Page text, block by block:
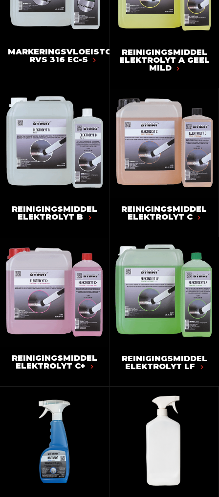
MARKERINGSVLOEISTOF
RVS 316 EC-S
REINIGINGSMIDDEL
ELEKTROLYT A GEEL
MILD
REINIGINGSMIDDEL
ELEKTROLYT B
REINIGINGSMIDDEL
ELEKTROLYT C
REINIGINGSMIDDEL
ELEKTROLYT C+
REINIGINGSMIDDEL
ELEKTROLYT LF